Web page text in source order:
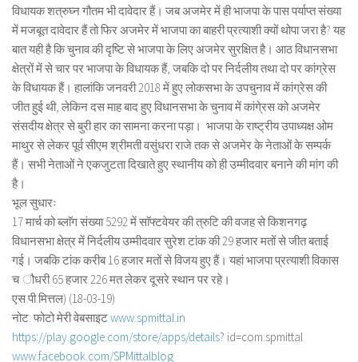
विधायक शत्रुघ्न गौतम भी दावेदार हैं। जब अजमेर में ही भाजपा के पास पर्याप्त संख्या
में मजबूत दावेदार हैं तो फिर अजमेर में भाजपा का बाहरी प्रत्याशी क्यों थोपा जरा है? यह
बात यही है कि चुनाव की दृष्टि से भाजपा के लिए अजमेर सुरक्षित है। आठ विधानसभा
क्षेत्रों में से चार पर भाजपा के विधायक हैं, जबकि दो पर निर्दलीय तथा दो पर कांग्रेस
के विधायक हैं। हालांकि जनवरी 2018 में हुए लोकसभा के उपचुनाव में कांग्रेस की
जीत हुई थी, लेकिन दस माह बाद हुए विधानसभा के चुनाव में कांगे्रस को अजमेर
संसदीय क्षेत्र से बुरी हार का सामना करना पड़ा। भाजपा के राष्ट्रीय उपाध्यक्ष ओम
माथुर से लेकर पूर्व सीएम श्रीमती वसुंधरा राजे तक से अजमेर के नेताओं के सम्पर्क
हैं। सभी नेताओं ने एकजुटता दिखाते हुए स्थानीय को ही उम्मीदवार बनाने की मांग की
है।
भूल सुधारः
17 मार्च को ब्लाॅग संख्या 5292 में साॅफ्टवेयर की त्रुटि की वजह से किशनगढ़
विधानसभा क्षेत्र में निर्दलीय उम्मीदवार सुरेश टांक की 29 हजार मतों से जीत बताई
गई। जबकि टांक करीब 16 हजार मतों से विजय हुए हैं। यहां भाजपा प्रत्याशी विकास
च ौधरी 65 हजार 226 मत लेकर दूसरे स्थान पर रहे।
एस.पी.मित्तल) (18-03-19)
नोट: फोटो मेरी वेबसाइटwww.spmittal.in
https://play.google.com/store/apps/details? id=com.spmittal
www.facebook.com/SPMittalblog